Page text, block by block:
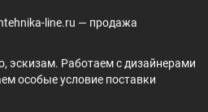
line.ru — продажа
эскизам. Работаем с дизайнерами
особые условие поставки